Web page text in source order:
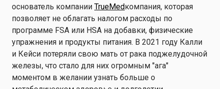
основатель компании TrueMedкомпания, которая
позволяет не облагать налогом расходы по
программе FSA или HSA на добавки, физические
упражнения и продукты питания. В 2021 году Калли
и Кейси потеряли свою мать от рака поджелудочной
железы, что стало для них огромным "ага"
моментом в желании узнать больше о